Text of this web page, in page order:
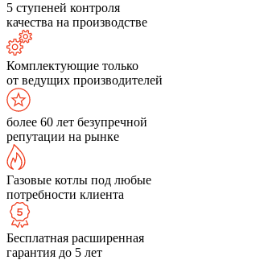
5 ступеней контроля
качества на производстве
Комплектующие только
от ведущих производителей
более 60 лет безупречной
репутации на рынке
Газовые котлы под любые
потребности клиента
Бесплатная расширенная
гарантия до 5 лет